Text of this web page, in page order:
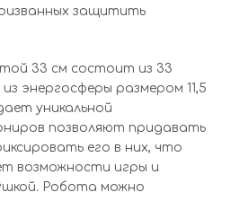
защитить
33 см состоит из 33
энергосферы размером 11,5
уникальной
позволяют придавать
его в них, что
возможности игры и
Робота можно